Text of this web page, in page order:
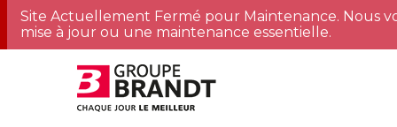
Site Actuellement Fermé pour Maintenance. Nous
mise à jour ou une maintenance essentielle.